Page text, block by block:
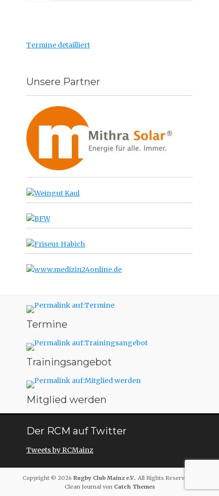
Termine detailliert
Unsere Partner
Termine
Trainingsangebot
Mitglied werden
Der RCM auf Twitter
Tweets by RCMainz
Copyright © 2026 Rugby Club Mainz e.V.. All Rights Reserved. |
Clean Journal von Catch Themes